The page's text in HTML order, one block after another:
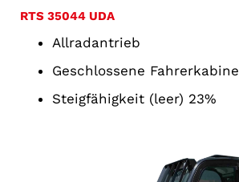
RTS 35044 UDA
Allradantrieb
Geschlossene Fahrerkabine
Steigfähigkeit (leer) 23%